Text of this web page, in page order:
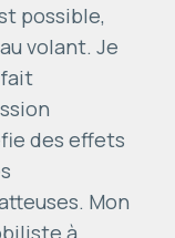
possible,
volant. Je
des effets
Mon